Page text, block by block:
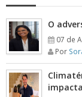
O
07 de
Por